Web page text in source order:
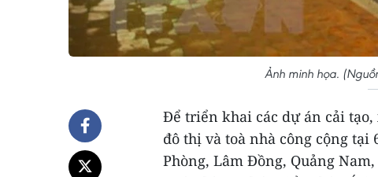
Ảnh minh họa.
Để triển khai các dự án cải
đô thị và toà nhà công cộng
Phòng, Lâm Đồng, Quảng